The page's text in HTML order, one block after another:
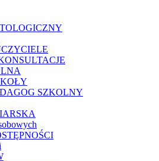
SZKOLNY